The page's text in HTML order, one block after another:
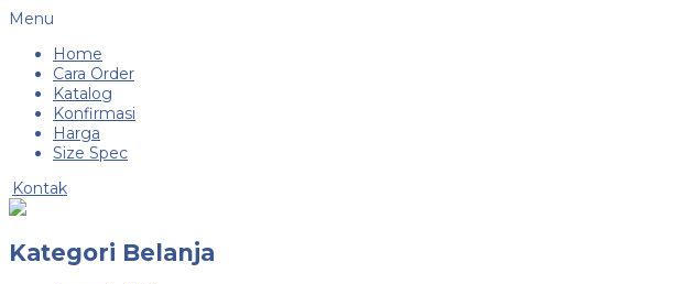
Menu
Home
Cara Order
Katalog
Konfirmasi
Harga
Size Spec
Kontak
Kategori Belanja